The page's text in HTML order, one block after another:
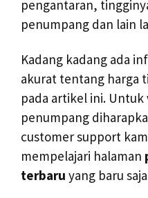
pengantaran,
penumpang dan lain
Kadang kadang ada
akurat tentang harga
pada artikel ini.
penumpang
customer support
mempelajari halaman
terbaru yang baru